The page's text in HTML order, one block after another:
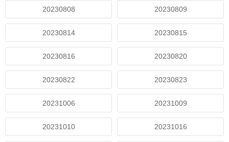
20230808 20230809
20230814 20230815
20230816 20230820
20230822 20230823
20231006 20231009
20231010 20231016